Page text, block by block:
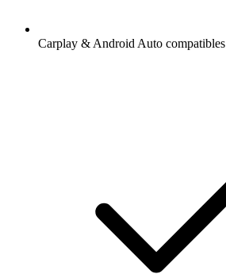
Carplay & Android Auto compatibles